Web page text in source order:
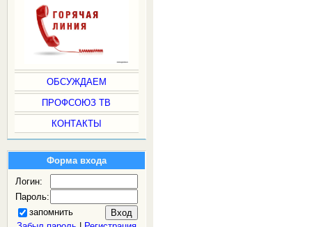
ОБСУЖДАЕМ
ПРОФСОЮЗ ТВ
КОНТАКТЫ
Форма входа
Логин:
Пароль:
запомнить